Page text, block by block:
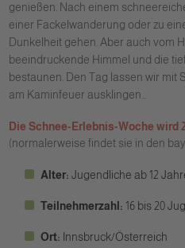
genießen. Nach einem
einer Fackelwanderung oder zu
Dunkelheit gehen. Aber auch vom
beeindruckende Himmel und die
bestaunen. Den Tag lassen wir mit
am Kaminfeuer ausklingen...
Die Schnee-Erlebnis-Woche wird
(normalerweise findet sie in den
Alter:Jugendliche ab 12
Teilnehmerzahl: 16 bis 20
Ort: Innsbruck/Österreich